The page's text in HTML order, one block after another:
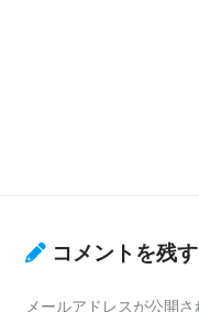
コメントを残す
メールアドレスが公開